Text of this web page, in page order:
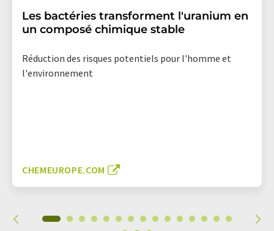
Les bactéries transforment l'uranium en
un composé chimique stable
Réduction des risques potentiels pour l'homme et
l'environnement
CHEMEUROPE.COM